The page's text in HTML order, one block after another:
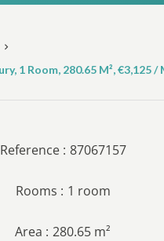
1 Room, 280.65 M², €3,125 /
Reference 87067157
Rooms 1 room
Area 280.65 m²